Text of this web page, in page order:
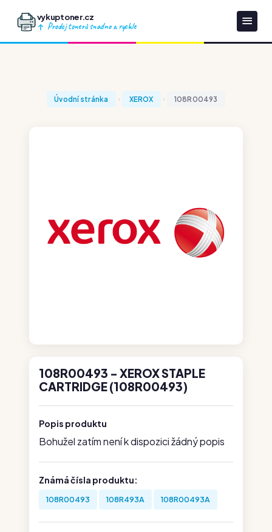
vykuptoner.cz
Prodej tonerů snadno a rychle
Úvodní stránka XEROX 108R00493
108R00493 - XEROX STAPLE
CARTRIDGE (108R00493)
Popis produktu
Bohužel zatím není k dispozici žádný popis
Známá čísla produktu:
108R00493 108R493A 108R00493A